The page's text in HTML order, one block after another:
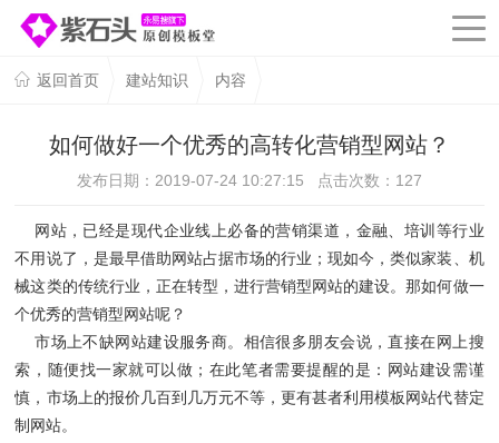
返回首页 建站知识 内容
如何做好一个优秀的高转化营销型网站？
发布日期：2019-07-24 10:27:15 点击次数： 127
网站，已经是现代企业线上必备的营销渠道，金融、培训等行业
不用说了，是最早借助网站占据市场的行业；现如今，类似家装、机
械这类的传统行业，正在转型，进行营销型网站的建设。那如何做一
个优秀的营销型网站呢？
市场上不缺网站建设服务商。相信很多朋友会说，直接在网上搜
索，随便找一家就可以做；在此笔者需要提醒的是：网站建设需谨
慎，市场上的报价几百到几万元不等，更有甚者利用模板网站代替定
制网站。